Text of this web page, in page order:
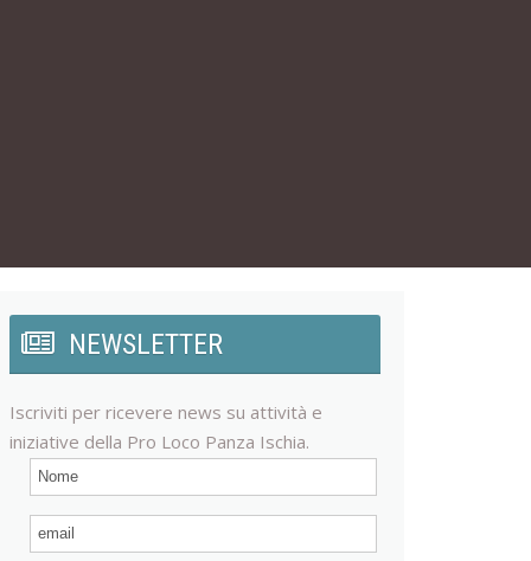
NEWSLETTER
Iscriviti per ricevere news su attività e
iniziative della Pro Loco Panza Ischia.